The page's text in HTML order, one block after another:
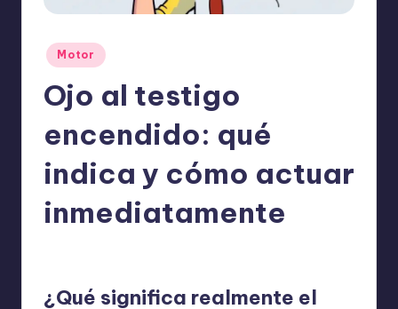
Publicado
en
Motor
Ojo al testigo
encendido: qué
indica y cómo actuar
inmediatamente
¿Qué significa realmente el